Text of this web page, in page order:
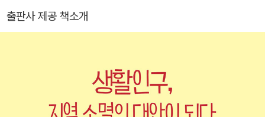
22년 최우수관광벤처, 2023년 행안부장관 표창을 수상했으며, 202
finder.com ✚ 네이버 카페 : cafe.naver.com/50pathfinder ✚
카카오톡 채널 : 패스파인더 https://pf.kakao.com/_AnuVb
출판사 제공 책소개